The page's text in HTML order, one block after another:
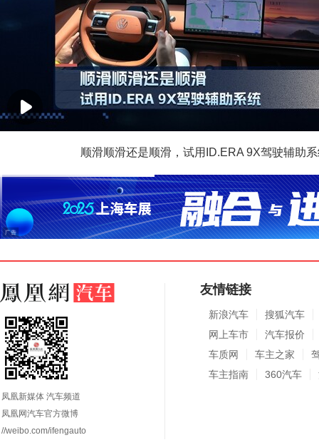
顺滑顺滑还是顺滑，试用ID.ERA 9X驾驶辅助
凤凰新媒体 汽车频道
凤凰网汽车官方微博
//weibo.com/ifengauto
友情链接
新浪汽车
搜狐汽车
网上车市
汽车报价
车质网
车主之家
车主指南
360汽车